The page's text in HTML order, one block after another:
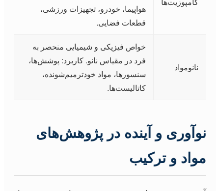
هواپیما، خودرو، تجهیزات ورزشی،
قطعات فضایی.
نانومواد
خواص فیزیکی و شیمیایی منحصر به
فرد در مقیاس نانو. کاربرد: پوشش‌ها،
سنسورها، مواد خودترمیم‌شونده،
کاتالیست‌ها.
نوآوری و آینده در پژوهش‌های
مواد و ترکیب